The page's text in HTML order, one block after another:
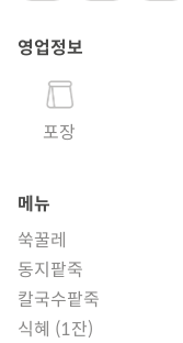
영업정보
포장
메뉴
쑥꿀레
동지팥죽
칼국수팥죽
식혜 (1잔)